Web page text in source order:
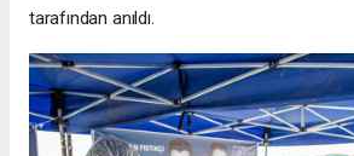
tarafından anıldı.